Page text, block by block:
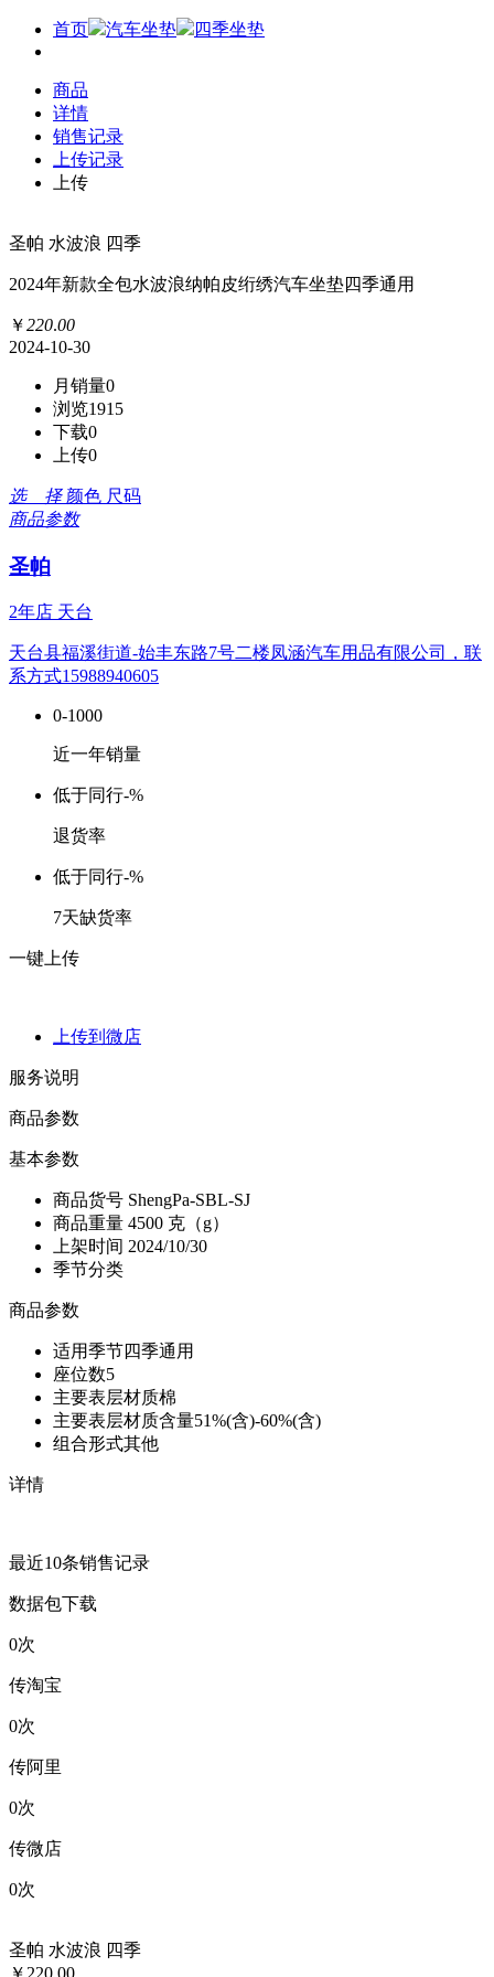
首页 汽车坐垫 四季坐垫
商品
详情
销售记录
上传记录
上传
圣帕 水波浪 四季
2024年新款全包水波浪纳帕皮绗绣汽车坐垫四季通用
￥220.00
2024-10-30
月销量0
浏览1915
下载0
上传0
选 择 颜色 尺码
商品参数
圣帕
2年店 天台
天台县福溪街道-始丰东路7号二楼凤涵汽车用品有限公司，联
系方式15988940605
0-1000
近一年销量
低于同行-%
退货率
低于同行-%
7天缺货率
一键上传
上传到微店
服务说明
商品参数
基本参数
商品货号 ShengPa-SBL-SJ
商品重量 4500 克（g）
上架时间 2024/10/30
季节分类
商品参数
适用季节四季通用
座位数5
主要表层材质棉
主要表层材质含量51%(含)-60%(含)
组合形式其他
详情
最近10条销售记录
数据包下载
0次
传淘宝
0次
传阿里
0次
传微店
0次
圣帕 水波浪 四季